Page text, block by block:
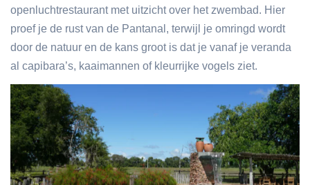
openluchtrestaurant met uitzicht over het zwembad. Hier
proef je de rust van de Pantanal, terwijl je omringd wordt
door de natuur en de kans groot is dat je vanaf je veranda
al capibara’s, kaaimannen of kleurrijke vogels ziet.